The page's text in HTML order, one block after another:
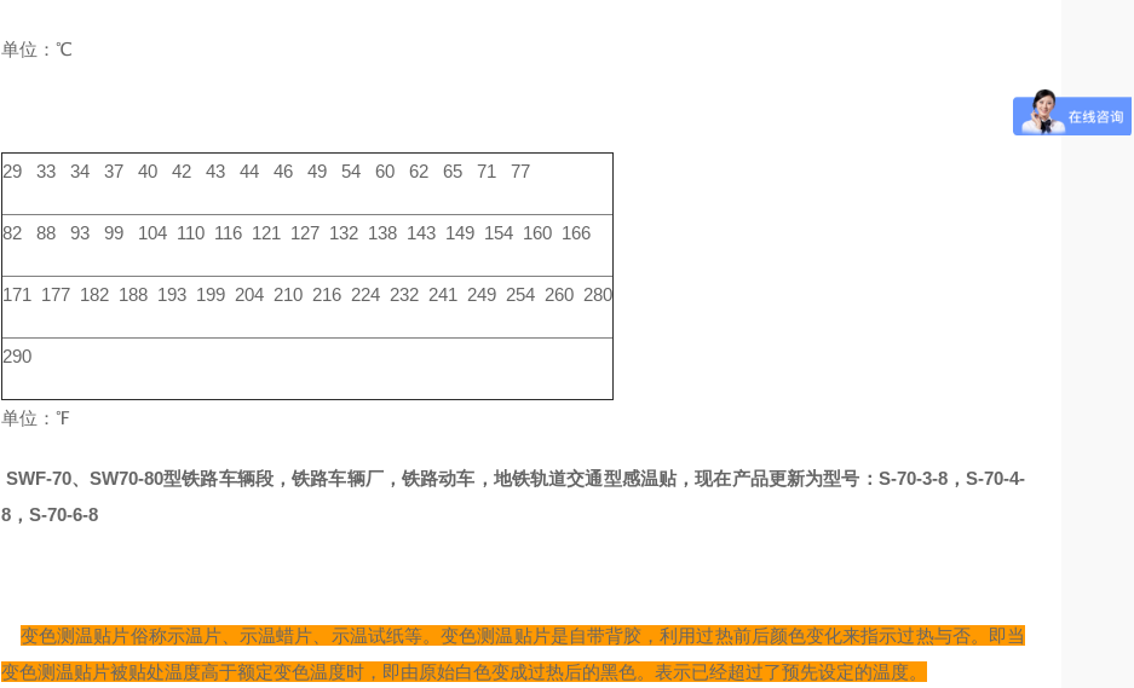
单位：℃
29 33 34 37 40 42 43 44 46 49 54 60 62 65 71 77
82 88 93 99 104 110 116 121 127 132 138 143 149 154 160 166
171 177 182 188 193 199 204 210 216 224 232 241 249 254 260 280
290
单位：℉
SWF-70、SW70-80型铁路车辆段，铁路车辆厂，铁路动车，地铁轨道交通型感温贴，现在产品更新为型号：S-70-3-8，S-70-4-
8，S-70-6-8
变色测温贴片俗称示温片、示温蜡片、示温试纸等。变色测温贴片是自带背胶，利用过热前后颜色变化来指示过热与否。即当
变色测温贴片被贴处温度高于额定变色温度时，即由原始白色变成过热后的黑色。表示已经超过了预先设定的温度。